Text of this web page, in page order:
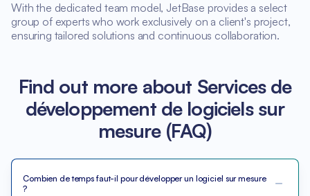
With the dedicated team model, JetBase provides a select
group of experts who work exclusively on a client's project,
ensuring tailored solutions and continuous collaboration.
Find out more about Services de
développement de logiciels sur
mesure (FAQ)
Combien de temps faut-il pour développer un logiciel sur mesure
?